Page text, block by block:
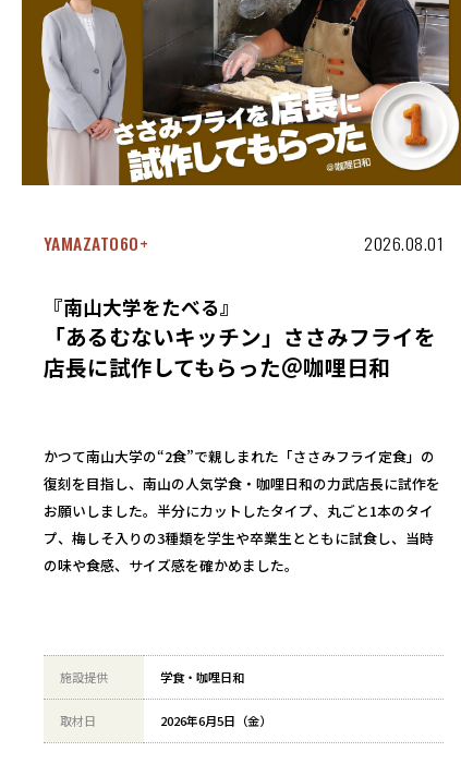
YAMAZATO60+ 2026.08.01
『南山大学をたべる』
「あるむないキッチン」ささみフライを
店長に試作してもらった＠咖哩日和
かつて南山大学の“2食”で親しまれた「ささみフライ定食」の
復刻を目指し、南山の人気学食・咖哩日和の力武店長に試作を
お願いしました。半分にカットしたタイプ、丸ごと1本のタイ
プ、梅しそ入りの3種類を学生や卒業生とともに試食し、当時
の味や食感、サイズ感を確かめました。
施設提供 学食・咖哩日和
取材日 2026年6月5日（金）